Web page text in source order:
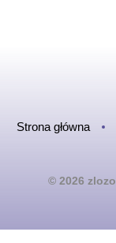
Strona główna
© 2026